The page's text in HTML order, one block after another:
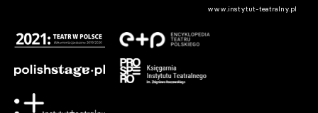
www.instytut-teatralny.pl